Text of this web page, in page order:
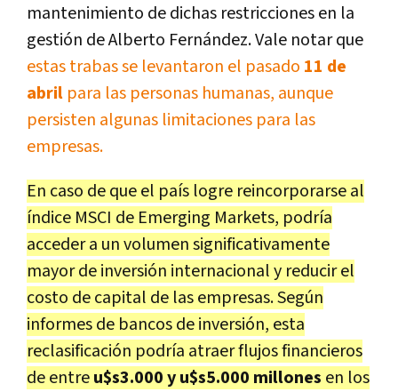
mantenimiento de dichas restricciones en la
gestión de Alberto Fernández. Vale notar que
estas trabas se levantaron el pasado 11 de
abril para las personas humanas, aunque
persisten algunas limitaciones para las
empresas.
En caso de que el país logre reincorporarse al
índice MSCI de Emerging Markets, podría
acceder a un volumen significativamente
mayor de inversión internacional y reducir el
costo de capital de las empresas. Según
informes de bancos de inversión, esta
reclasificación podría atraer flujos financieros
de entreu$s3.000 y u$s5.000 millones en los